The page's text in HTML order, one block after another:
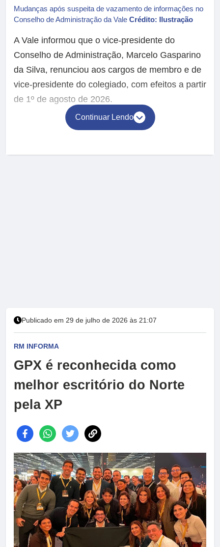
Mudanças após suspeita de vazamento de informações no
Conselho de Administração da Vale Crédito: Ilustração
A Vale informou que o vice-presidente do
Conselho de Administração, Marcelo Gasparino
da Silva, renunciou aos cargos de membro e de
vice-presidente do colegiado, com efeitos a partir
de 1º de agosto de 2026.
Continuar Lendo
Publicado em 29 de julho de 2026 às 21:07
RM INFORMA
GPX é reconhecida como
melhor escritório do Norte
pela XP